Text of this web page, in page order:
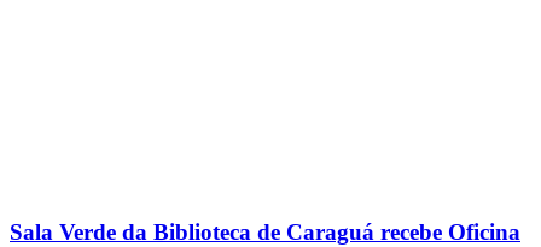
Sala Verde da Biblioteca de Caraguá recebe Oficina